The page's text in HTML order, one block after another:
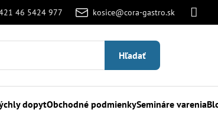
46 5424 977 kosice@cora-gastro.sk
Hľadať
dopytObchodné podmienkySemináre varenia